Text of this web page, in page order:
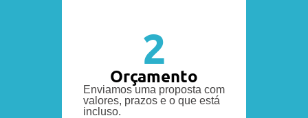
2
Orçamento
Enviamos uma proposta com
valores, prazos e o que está
incluso.